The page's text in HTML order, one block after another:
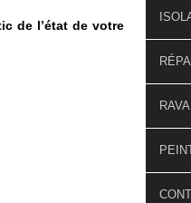
de l’état de votre